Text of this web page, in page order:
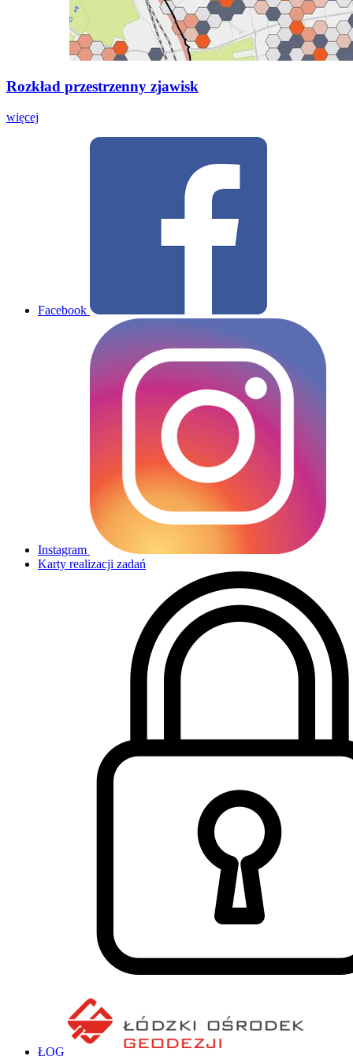
Rozkład przestrzenny zjawisk
więcej
Facebook
Instagram
Karty realizacji zadań
ŁOG